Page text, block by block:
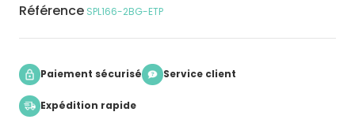
Référence SPL166-2BG-ETP
Paiement sécurisé Service client
Expédition rapide